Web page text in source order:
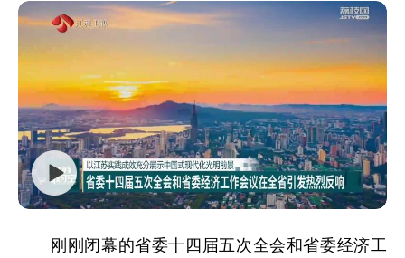
刚刚闭幕的省委十四届五次全会和省委经济工